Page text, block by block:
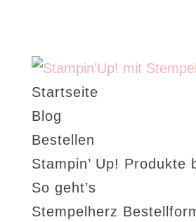
Startseite
Blog
Bestellen
Stampin’ Up! Produkte
So geht’s
Stempelherz